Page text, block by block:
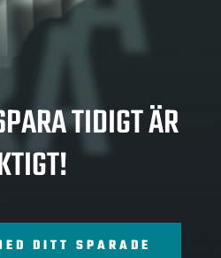
TIDIGT ÄR
DITT SPARADE